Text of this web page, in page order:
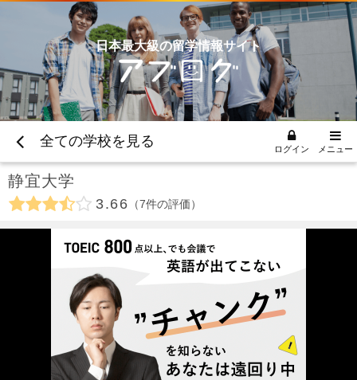
日本最大級の留学情報サイト
全ての学校を見る ログイン メニュー
静宜大学
3.66 7件の評価